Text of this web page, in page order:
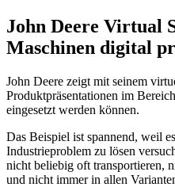
John Deere Virtual
Maschinen digital
John Deere zeigt mit seinem
Produktpräsentationen im
eingesetzt werden können.
Das Beispiel ist spannend, weil
Industrieproblem zu lösen
nicht beliebig oft transportieren,
und nicht immer in allen